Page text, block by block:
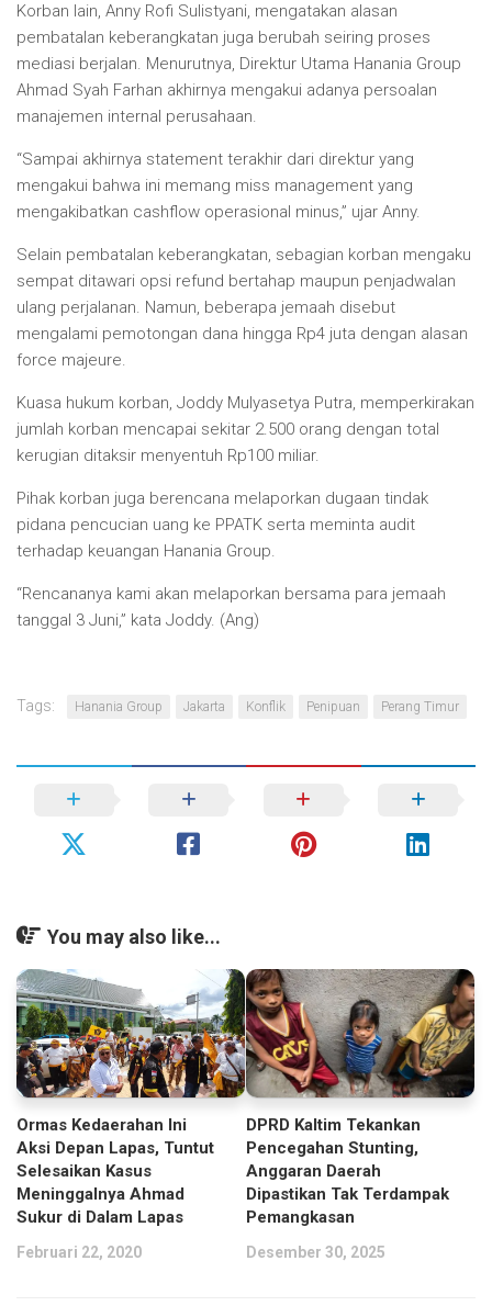
Korban lain, Anny Rofi Sulistyani, mengatakan alasan
pembatalan keberangkatan juga berubah seiring proses
mediasi berjalan. Menurutnya, Direktur Utama Hanania Group
Ahmad Syah Farhan akhirnya mengakui adanya persoalan
manajemen internal perusahaan.
“Sampai akhirnya statement terakhir dari direktur yang
mengakui bahwa ini memang miss management yang
mengakibatkan cashflow operasional minus,” ujar Anny.
Selain pembatalan keberangkatan, sebagian korban mengaku
sempat ditawari opsi refund bertahap maupun penjadwalan
ulang perjalanan. Namun, beberapa jemaah disebut
mengalami pemotongan dana hingga Rp4 juta dengan alasan
force majeure.
Kuasa hukum korban, Joddy Mulyasetya Putra, memperkirakan
jumlah korban mencapai sekitar 2.500 orang dengan total
kerugian ditaksir menyentuh Rp100 miliar.
Pihak korban juga berencana melaporkan dugaan tindak
pidana pencucian uang ke PPATK serta meminta audit
terhadap keuangan Hanania Group.
“Rencananya kami akan melaporkan bersama para jemaah
tanggal 3 Juni,” kata Joddy. (Ang)
Tags: Hanania Group Jakarta Konflik Penipuan Perang Timur
You may also like...
Ormas Kedaerahan Ini
Aksi Depan Lapas, Tuntut
Selesaikan Kasus
Meninggalnya Ahmad
Sukur di Dalam Lapas
Februari 22, 2020
DPRD Kaltim Tekankan
Pencegahan Stunting,
Anggaran Daerah
Dipastikan Tak Terdampak
Pemangkasan
Desember 30, 2025